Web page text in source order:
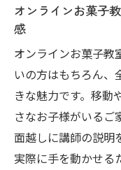
オンラインお菓子
感
オンラインお菓子教
いの方はもちろん、
きな魅力です。移動
さなお子様がいるご
面越しに講師の説明
実際に手を動かせる